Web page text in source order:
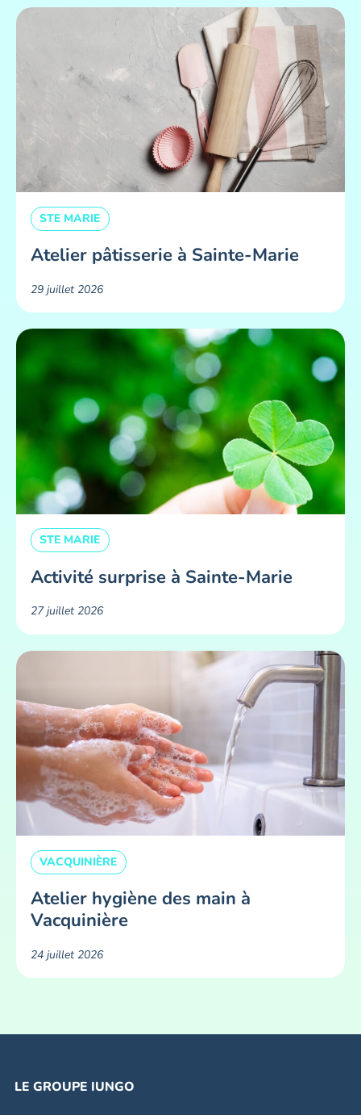
STE MARIE
Atelier pâtisserie à Sainte-Marie
29 juillet 2026
STE MARIE
Activité surprise à Sainte-Marie
27 juillet 2026
VACQUINIÈRE
Atelier hygiène des main à
Vacquinière
24 juillet 2026
LE GROUPE IUNGO